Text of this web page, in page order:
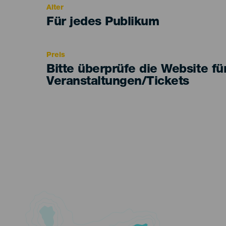
Alter
Edad
Für jedes Publikum
Preis
Bitte überprüfe die Website
Veranstaltungen/Tickets